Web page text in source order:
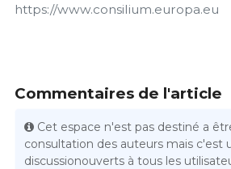
https://www.consilium.europa.eu
Commentaires de l'article
Cet espace n'est pas destiné a
consultation des auteurs mais c'est
discussionouverts à tous les